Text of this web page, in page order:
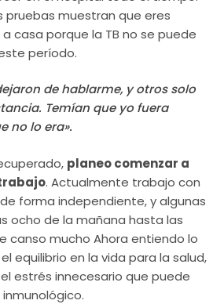
pruebas muestran que eres
casa porque la TB no se puede
período.
de hablarme, y otros solo
Temían que yo fuera
no lo era».
planeo comenzar a
. Actualmente trabajo con
forma independiente, y algunas
ocho de la mañana hasta las
canso mucho Ahora entiendo lo
equilibrio en la vida para la salud,
estrés innecesario que puede